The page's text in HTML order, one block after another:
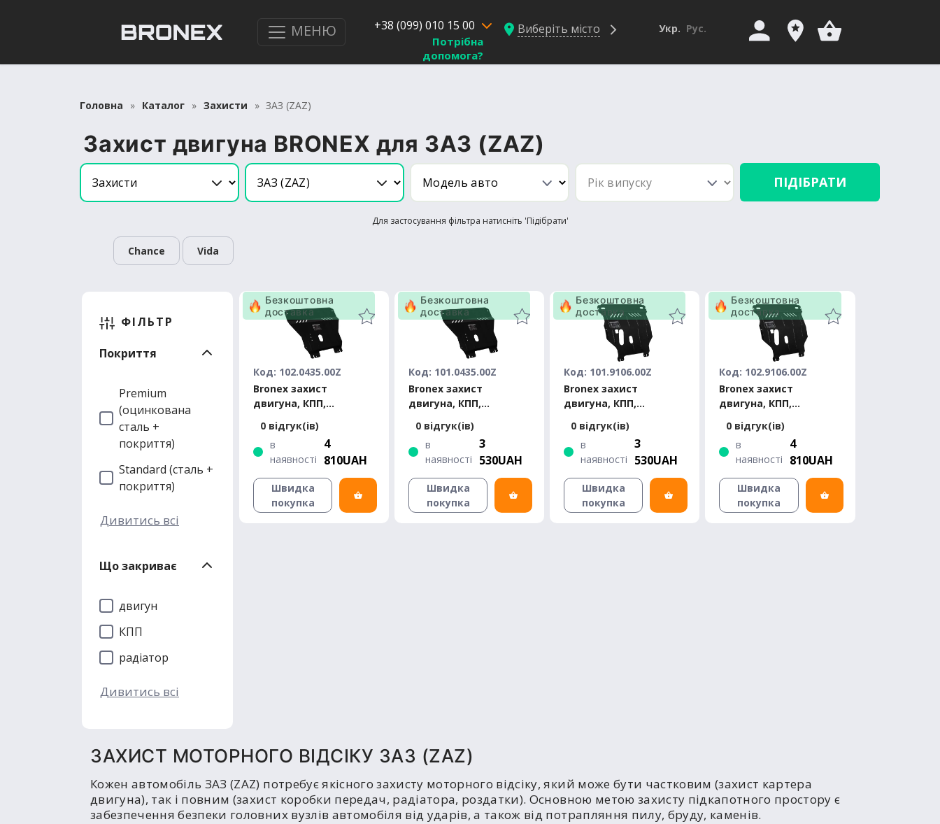
МЕНЮ +38 (099) 010 15 00
Потрібна
допомога?
Виберіть місто Укр. Рус.
Головна Каталог Захисти ЗАЗ (ZAZ)
Захист двигуна BRONEX для ЗАЗ (ZAZ)
ПІДІБРАТИ
Для застосування фільтра натисніть 'Підібрати'
Chance Vida
ФІЛЬТР
Покриття
Premium
(оцинкована
сталь +
покриття)
Standard (сталь +
покриття)
Дивитись всі
Що закриває
двигун
КПП
радіатор
Дивитись всі
Код: 102.0435.00Z
Bronex захист
двигуна, КПП,
Premium
0 відгук(ів)
в
наявності
4
810UAH
Безкоштовна
доставка
Швидка
покупка
Код: 101.0435.00Z
Bronex захист
двигуна, КПП,
Standard
0 відгук(ів)
в
наявності
3
530UAH
Безкоштовна
доставка
Швидка
покупка
Код: 101.9106.00Z
Bronex захист
двигуна, КПП,
Standard
0 відгук(ів)
в
наявності
3
530UAH
Безкоштовна
доставка
Швидка
покупка
Код: 102.9106.00Z
Bronex захист
двигуна, КПП,
Premium
0 відгук(ів)
в
наявності
4
810UAH
Безкоштовна
доставка
Швидка
покупка
ЗАХИСТ МОТОРНОГО ВІДСІКУ ЗАЗ (ZAZ)
Кожен автомобіль ЗАЗ (ZAZ) потребує якісного захисту моторного відсіку, який може бути частковим (захист картера
двигуна), так і повним (захист коробки передач, радіатора, роздатки). Основною метою захисту підкапотного простору є
забезпечення безпеки головних вузлів автомобіля від ударів, а також від потрапляння пилу, бруду, каменів.